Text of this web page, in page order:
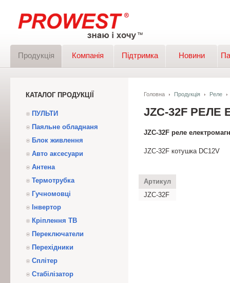
Продукція Компанія Підтримка Новини
КАТАЛОГ ПРОДУКЦІЇ
ПУЛЬТИ
Паяльне обладнаня
Блок живлення
Авто аксесуари
Антена
Термотрубка
Гучномовці
Інвертор
Кріплення ТВ
Переключатели
Перехідники
Сплітер
Стабілізатор
Головна Продукція Реле
JZC-32F РЕЛЕ
JZC-32F реле
JZC-32F котушка DC12V
Артикул
JZC-32F